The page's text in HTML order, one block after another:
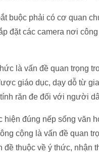
buộc phải có cơ quan
đặt các camera nơi
là vấn đề quan trọng
giáo dục, dạy dỗ từ
răn đe đối với người
đúng nếp sống văn
cộng là vấn đề quan
đề thuộc về ý thức, nhận